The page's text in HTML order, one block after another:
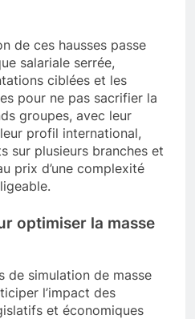
de ces hausses passe
salariale serrée,
ciblées et les
pour ne pas sacrifier la
groupes, avec leur
profil international,
sur plusieurs branches et
prix d’une complexité
optimiser la masse
de simulation de masse
l’impact des
et économiques